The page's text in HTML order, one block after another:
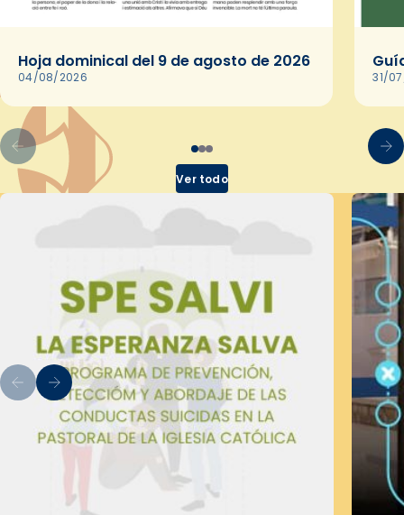
Hoja dominical del 9 de agosto de 2026
04/08/2026 31/
Ver todo